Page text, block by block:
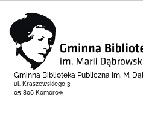
Gminna Biblioteka Publiczna im. M.
ul. Kraszewskiego 3
05-806 Komorów